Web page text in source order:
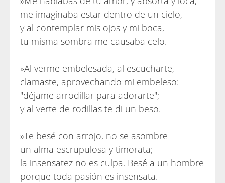
me imaginaba estar dentro de un cielo,
y al contemplar mis ojos y mi boca,
tu misma sombra me causaba celo.
»Al verme embelesada, al escucharte,
clamaste, aprovechando mi embeleso:
"déjame arrodillar para adorarte";
y al verte de rodillas te di un beso.
»Te besé con arrojo, no se asombre
un alma escrupulosa y timorata;
la insensatez no es culpa. Besé a un hombre
porque toda pasión es insensata.